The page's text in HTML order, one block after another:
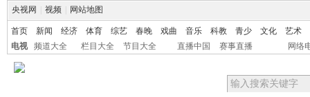
央视网 视频 网站地图
首页 新闻 经济 体育 综艺 春晚 戏曲 音乐 科教 青少 文化
艺术
电视
频道大全 栏目大全 节目大全 直播中国 赛事直播 网络